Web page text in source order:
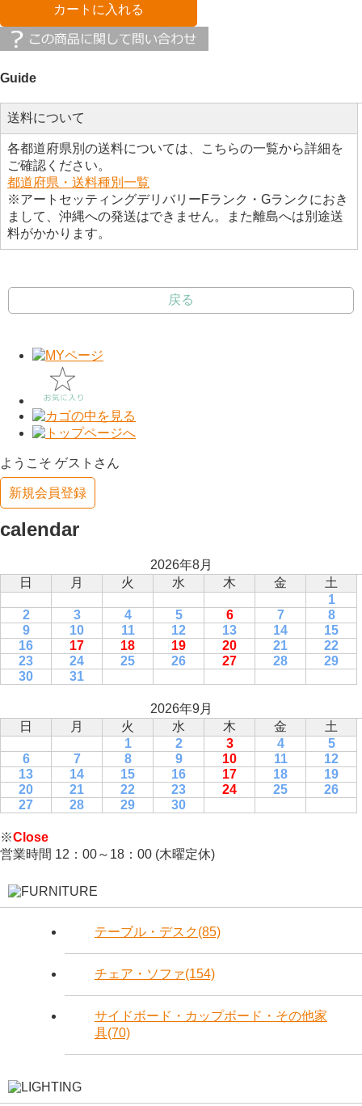
カートに入れる
Guide
送料について
各都道府県別の送料については、こちらの一覧から詳細を
ご確認ください。
都道府県・送料種別一覧
※アートセッティングデリバリーFランク・Gランクにおき
まして、沖縄への発送はできません。また離島へは別途送
料がかかります。
戻る
ようこそ ゲストさん
新規会員登録
calendar
2026年8月
日
月 火 水 木 金
土
1
2
3 4 5 6 7
8
9
10 11 12 13 14
15
16
17 18 19 20 21
22
23
24 25 26 27 28
29
30
31
2026年9月
日
月 火 水 木 金
土
1
2 3 4
5
6
7 8 9 10 11
12
13
14 15 16 17 18
19
20
21 22 23 24 25
26
27
28 29 30
※Close
営業時間 12：00～18：00 (木曜定休)
テーブル・デスク(85)
チェア・ソファ(154)
サイドボード・カップボード・その他家
具(70)